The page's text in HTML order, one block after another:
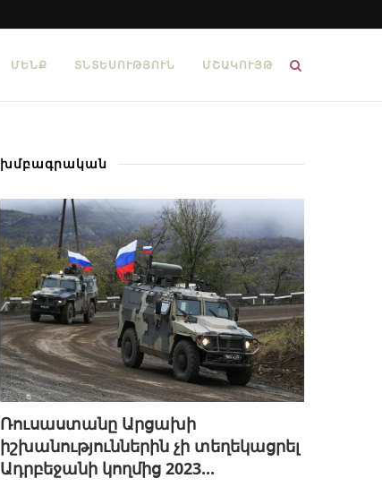
ՄԵՆՔ ՏՆՏԵՍՈՒԹՅՈՒՆ ՄՇԱԿՈՒՅԹ
խմբագրական
Ռուսաստանը Արցախի
իշխանություններին չի տեղեկացրել
Ադրբեջանի կողմից 2023...